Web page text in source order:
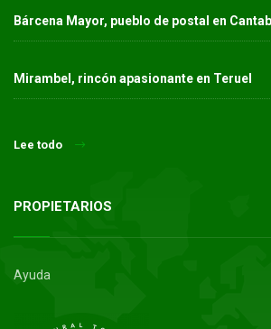
Bárcena Mayor, pueblo de postal en
Mirambel, rincón apasionante en Teruel
Lee todo
PROPIETARIOS
Ayuda